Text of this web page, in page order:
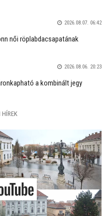
2026.08.07. 06:42
női röplabdacsapatának
2026.08.06. 20:23
a kombinált jegy
HÍREK